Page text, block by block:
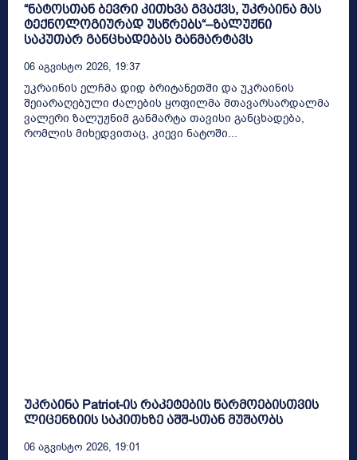
“ნატოსთან ბევრი კითხვა გვაქვს, უკრაინა მას
ტექნოლოგიურად უსწრებს“–ზალუჟნი
საკუთარ განცხადებას განმარტავს
06 Აგვისტო 2026, 19:37
უკრაინის ელჩმა დიდ ბრიტანეთში და უკრაინის
შეიარაღებული ძალების ყოფილმა მთავარსარდალმა
ვალერი ზალუჟნიმ განმარტა თავისი განცხადება,
რომლის მიხედვითაც, კიევი ნატოში...
უკრაინა Patriot-ის რაკეტების წარმოებისთვის
ლიცენზიის საკითხზე აშშ-სთან მუშაობს
06 Აგვისტო 2026, 19:01